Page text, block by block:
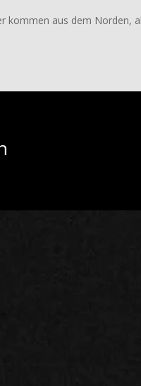
kommen aus dem Norden,